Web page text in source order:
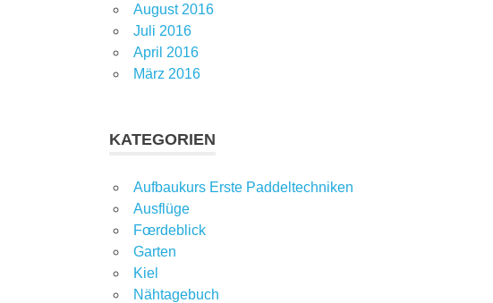
August 2016
Juli 2016
April 2016
März 2016
KATEGORIEN
Aufbaukurs Erste Paddeltechniken
Ausflüge
Fœrdeblick
Garten
Kiel
Nähtagebuch